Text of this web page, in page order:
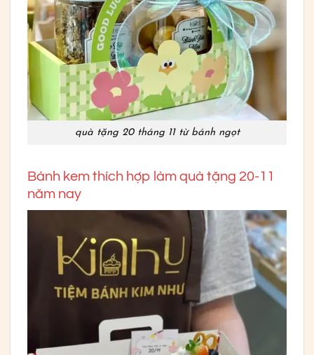
quà tặng 20 tháng 11 từ bánh ngọt
Bánh kem thích hợp làm quà tặng 20-11
năm nay